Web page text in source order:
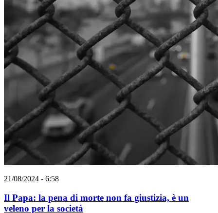
21/08/2024 - 6:58
Il Papa: la pena di morte non fa giustizia, è un
veleno per la società